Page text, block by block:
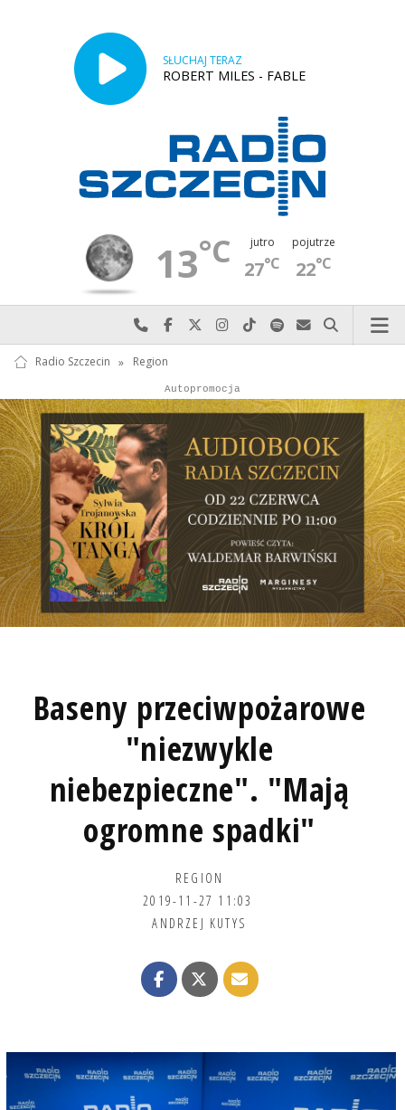
SŁUCHAJ TERAZ
ROBERT MILES - FABLE
13°C jutro
27°C
pojutrze
22°C
Najlepiej po prostu do nas zadzwoń
Odwiedź nas na Facebook-u
Odwiedź nas na X
Odwiedź nas na Instagram-ie
Odwiedź nas na TikTok-u
Szukaj nas na Spotify
Wyślij do nas
Szukaj
Radio Szczecin » Region
Reklama
Autopromocja
Baseny przeciwpożarowe
"niezwykle
niebezpieczne". "Mają
ogromne spadki"
REGION
2019-11-27 11:03
ANDRZEJ KUTYS